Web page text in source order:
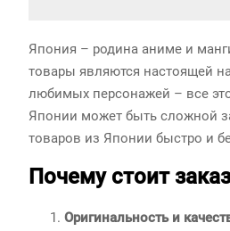
Япония – родина аниме и
товары являются настоящей
любимых персонажей – все
Японии может быть сложной
товаров из Японии быстро и
Почему стоит
Оригинальность и